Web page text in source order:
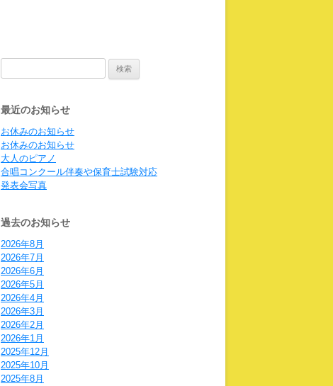
最近のお知らせ
お休みのお知らせ
お休みのお知らせ
大人のピアノ
合唱コンクール伴奏や保育士試験対応
発表会写真
過去のお知らせ
2026年8月
2026年7月
2026年6月
2026年5月
2026年4月
2026年3月
2026年2月
2026年1月
2025年12月
2025年10月
2025年8月